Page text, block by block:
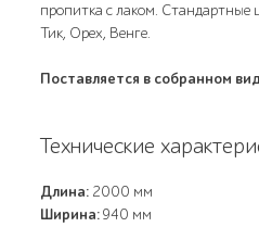
пропитка с лаком. Стандартные
Тик, Орех, Венге.
Поставляется в собранном
Технические
Длина: 2000 мм
Ширина:940 мм